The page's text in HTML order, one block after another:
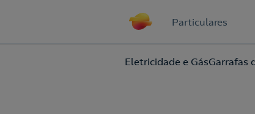
Particulares
Eletricidade e GásGarrafas